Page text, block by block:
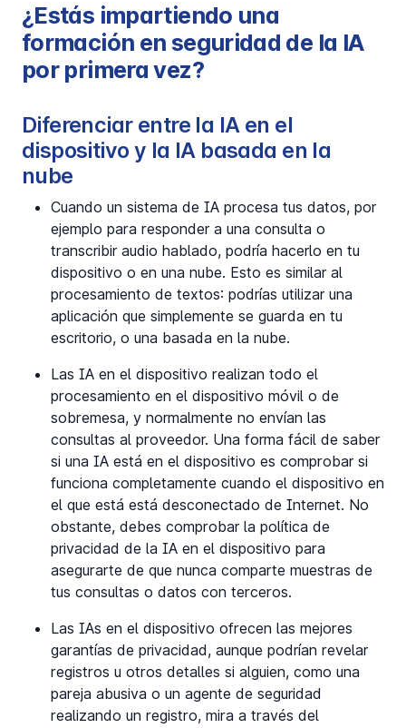
¿Estás impartiendo una
formación en seguridad de la IA
por primera vez?
Diferenciar entre la IA en el
dispositivo y la IA basada en la
nube
Cuando un sistema de IA procesa tus datos, por
ejemplo para responder a una consulta o
transcribir audio hablado, podría hacerlo en tu
dispositivo o en una nube. Esto es similar al
procesamiento de textos: podrías utilizar una
aplicación que simplemente se guarda en tu
escritorio, o una basada en la nube.
Las IA en el dispositivo realizan todo el
procesamiento en el dispositivo móvil o de
sobremesa, y normalmente no envían las
consultas al proveedor. Una forma fácil de saber
si una IA está en el dispositivo es comprobar si
funciona completamente cuando el dispositivo en
el que está está desconectado de Internet. No
obstante, debes comprobar la política de
privacidad de la IA en el dispositivo para
asegurarte de que nunca comparte muestras de
tus consultas o datos con terceros.
Las IAs en el dispositivo ofrecen las mejores
garantías de privacidad, aunque podrían revelar
registros u otros detalles si alguien, como una
pareja abusiva o un agente de seguridad
realizando un registro, mira a través del